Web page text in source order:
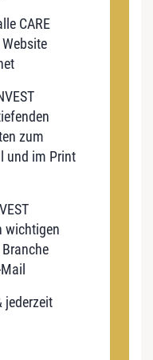
CARE
zum
und im Print
wichtigen
jederzeit